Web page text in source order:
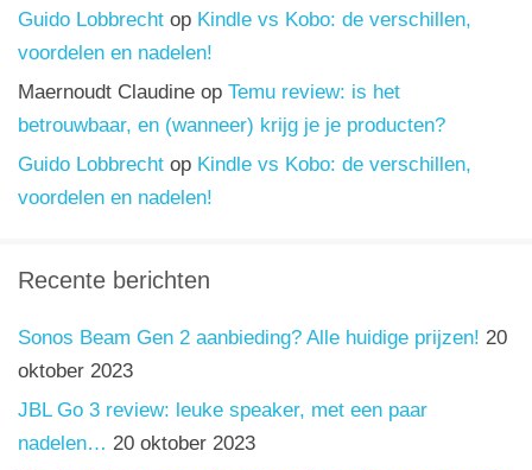
Guido Lobbrecht op Kindle vs Kobo: de verschillen,
voordelen en nadelen!
Maernoudt Claudine op Temu review: is het
betrouwbaar, en (wanneer) krijg je je producten?
Guido Lobbrecht op Kindle vs Kobo: de verschillen,
voordelen en nadelen!
Recente berichten
Sonos Beam Gen 2 aanbieding? Alle huidige prijzen! 20
oktober 2023
JBL Go 3 review: leuke speaker, met een paar
nadelen… 20 oktober 2023